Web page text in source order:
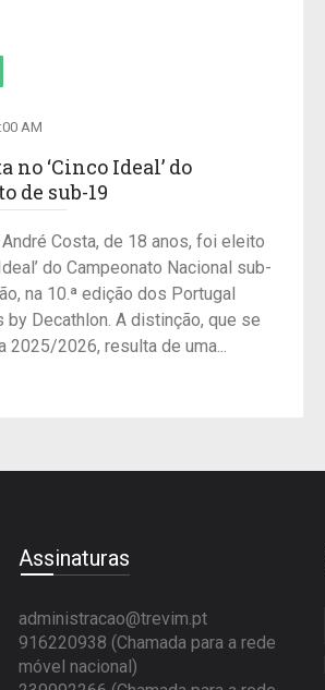
AM
no ‘Cinco Ideal’ do
de sub-19
Costa, de 18 anos, foi eleito
do Campeonato Nacional sub-
na 10.ª edição dos Portugal
by Decathlon. A distinção, que se
2025/2026, resulta de uma...
Assinaturas
administracao@trevim.pt
916220938 (Chamada para a rede
móvel nacional)